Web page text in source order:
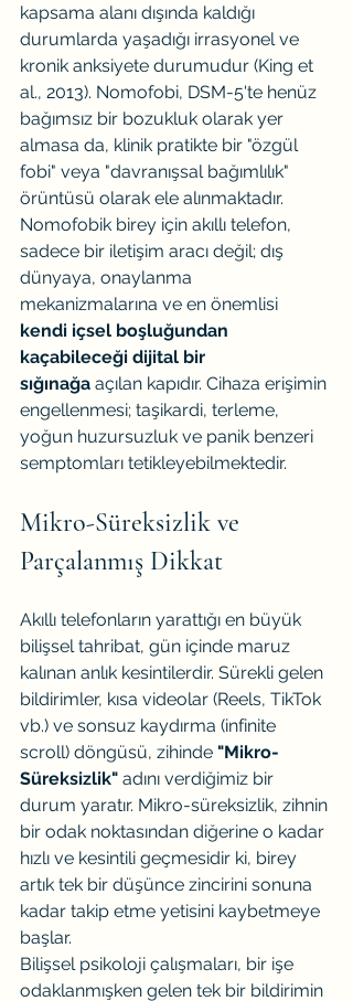
kapsama alanı dışında kaldığı
durumlarda yaşadığı irrasyonel ve
kronik anksiyete durumudur (King et
al., 2013). Nomofobi, DSM-5'te henüz
bağımsız bir bozukluk olarak yer
almasa da, klinik pratikte bir "özgül
fobi" veya "davranışsal bağımlılık"
örüntüsü olarak ele alınmaktadır.
Nomofobik birey için akıllı telefon,
sadece bir iletişim aracı değil; dış
dünyaya, onaylanma
mekanizmalarına ve en önemlisi
kendi içsel boşluğundan
kaçabileceği dijital bir
sığınağa açılan kapıdır. Cihaza erişimin
engellenmesi; taşikardi, terleme,
yoğun huzursuzluk ve panik benzeri
semptomları tetikleyebilmektedir.
Mikro-Süreksizlik ve
Parçalanmış Dikkat
Akıllı telefonların yarattığı en büyük
bilişsel tahribat, gün içinde maruz
kalınan anlık kesintilerdir. Sürekli gelen
bildirimler, kısa videolar (Reels, TikTok
vb.) ve sonsuz kaydırma (infinite
scroll) döngüsü, zihinde "Mikro-
Süreksizlik" adını verdiğimiz bir
durum yaratır. Mikro-süreksizlik, zihnin
bir odak noktasından diğerine o kadar
hızlı ve kesintili geçmesidir ki, birey
artık tek bir düşünce zincirini sonuna
kadar takip etme yetisini kaybetmeye
başlar.
Bilişsel psikoloji çalışmaları, bir işe
odaklanmışken gelen tek bir bildirimin